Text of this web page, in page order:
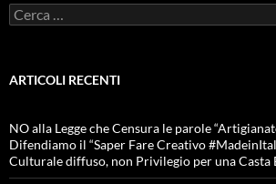
Ricerca
per:
ARTICOLI RECENTI
NO alla Legge che Censura le parole
Difendiamo il “Saper Fare Creativo
Culturale diffuso, non Privilegio per una Casta